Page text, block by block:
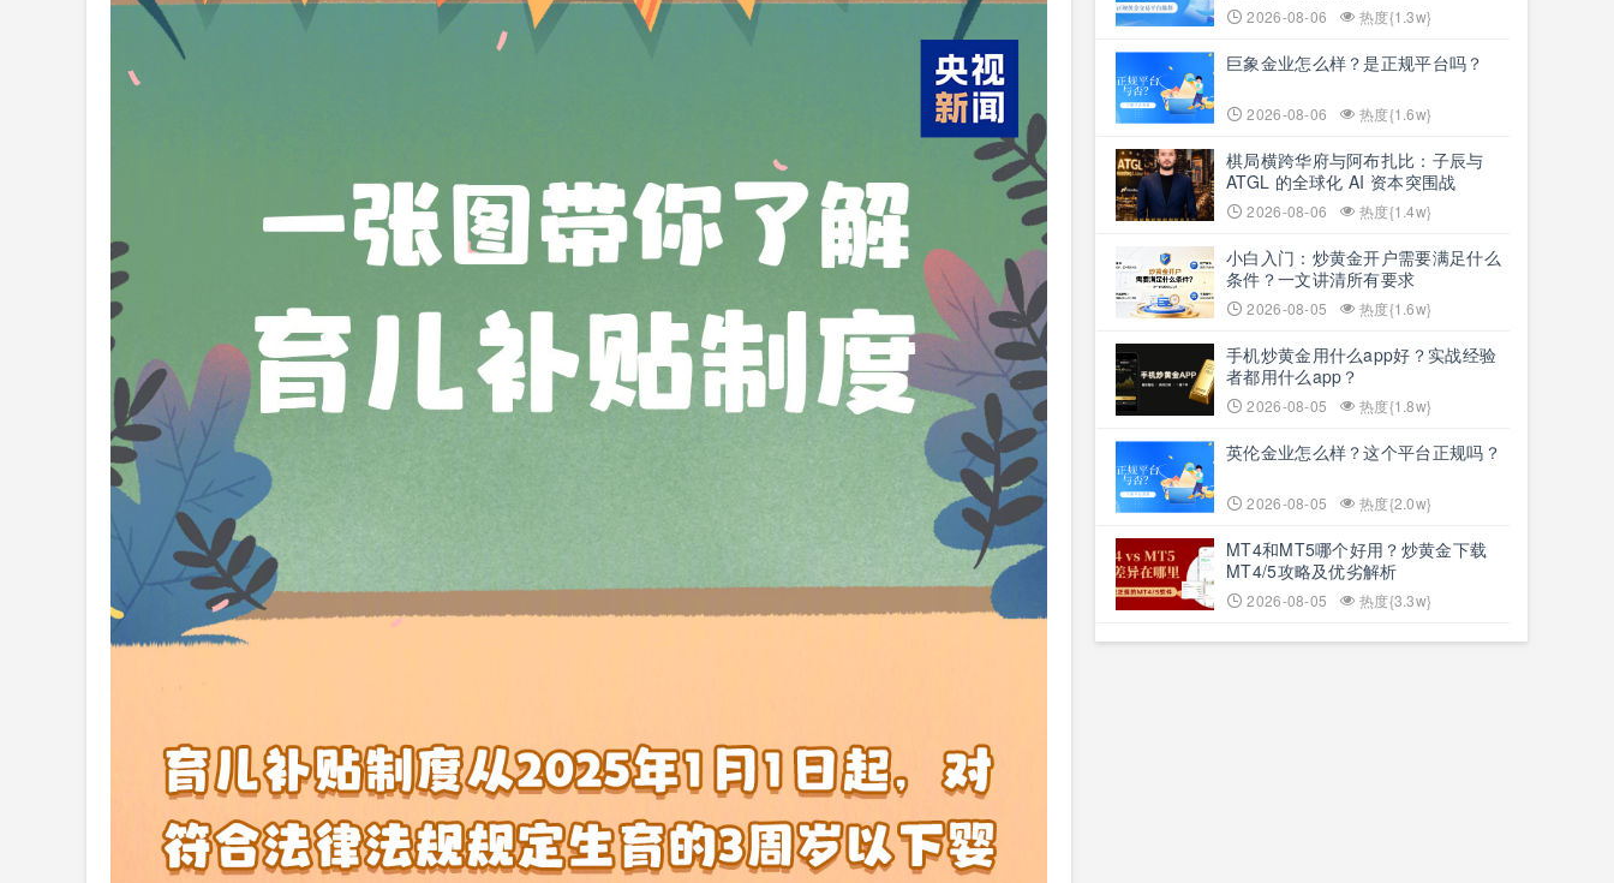
2026-08-06 热度{1.3w}
巨象金业怎么样？是正规平台吗？
2026-08-06 热度{1.6w}
棋局横跨华府与阿布扎比：子辰与
ATGL 的全球化 AI 资本突围战
2026-08-06 热度{1.4w}
小白入门：炒黄金开户需要满足什么
条件？一文讲清所有要求
2026-08-05 热度{1.6w}
手机炒黄金用什么app好？实战经验
者都用什么app？
2026-08-05 热度{1.8w}
英伦金业怎么样？这个平台正规吗？
2026-08-05 热度{2.0w}
MT4和MT5哪个好用？炒黄金下载
MT4/5攻略及优劣解析
2026-08-05 热度{3.3w}